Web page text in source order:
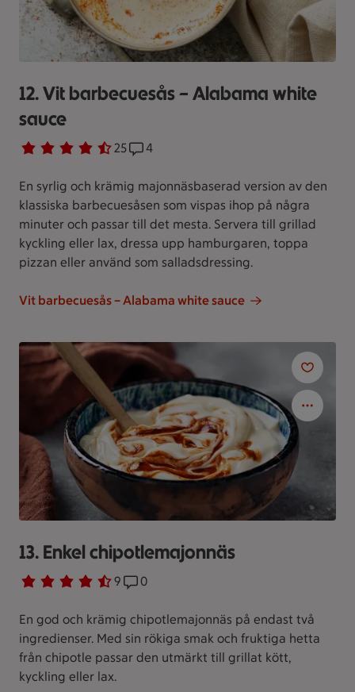
12. Vit barbecuesås – Alabama white
sauce
Betyg 4.3 av 5. 25
25 personer har röstatReceptet har 4 kommentarer
4
En syrlig och krämig majonnäsbaserad version av den
klassiska barbecuesåsen som vispas ihop på några
minuter och passar till det mesta. Servera till grillad
kyckling eller lax, dressa upp hamburgaren, toppa
pizzan eller använd som salladsdressing.
Vit barbecuesås – Alabama white sauce
13. Enkel chipotlemajonnäs
Betyg 4.1 av 5. 9
9 personer har röstatReceptet har 0 kommentarer
0
En god och krämig chipotlemajonnäs på endast två
ingredienser. Med sin rökiga smak och fruktiga hetta
från chipotle passar den utmärkt till grillat kött,
kyckling eller lax.